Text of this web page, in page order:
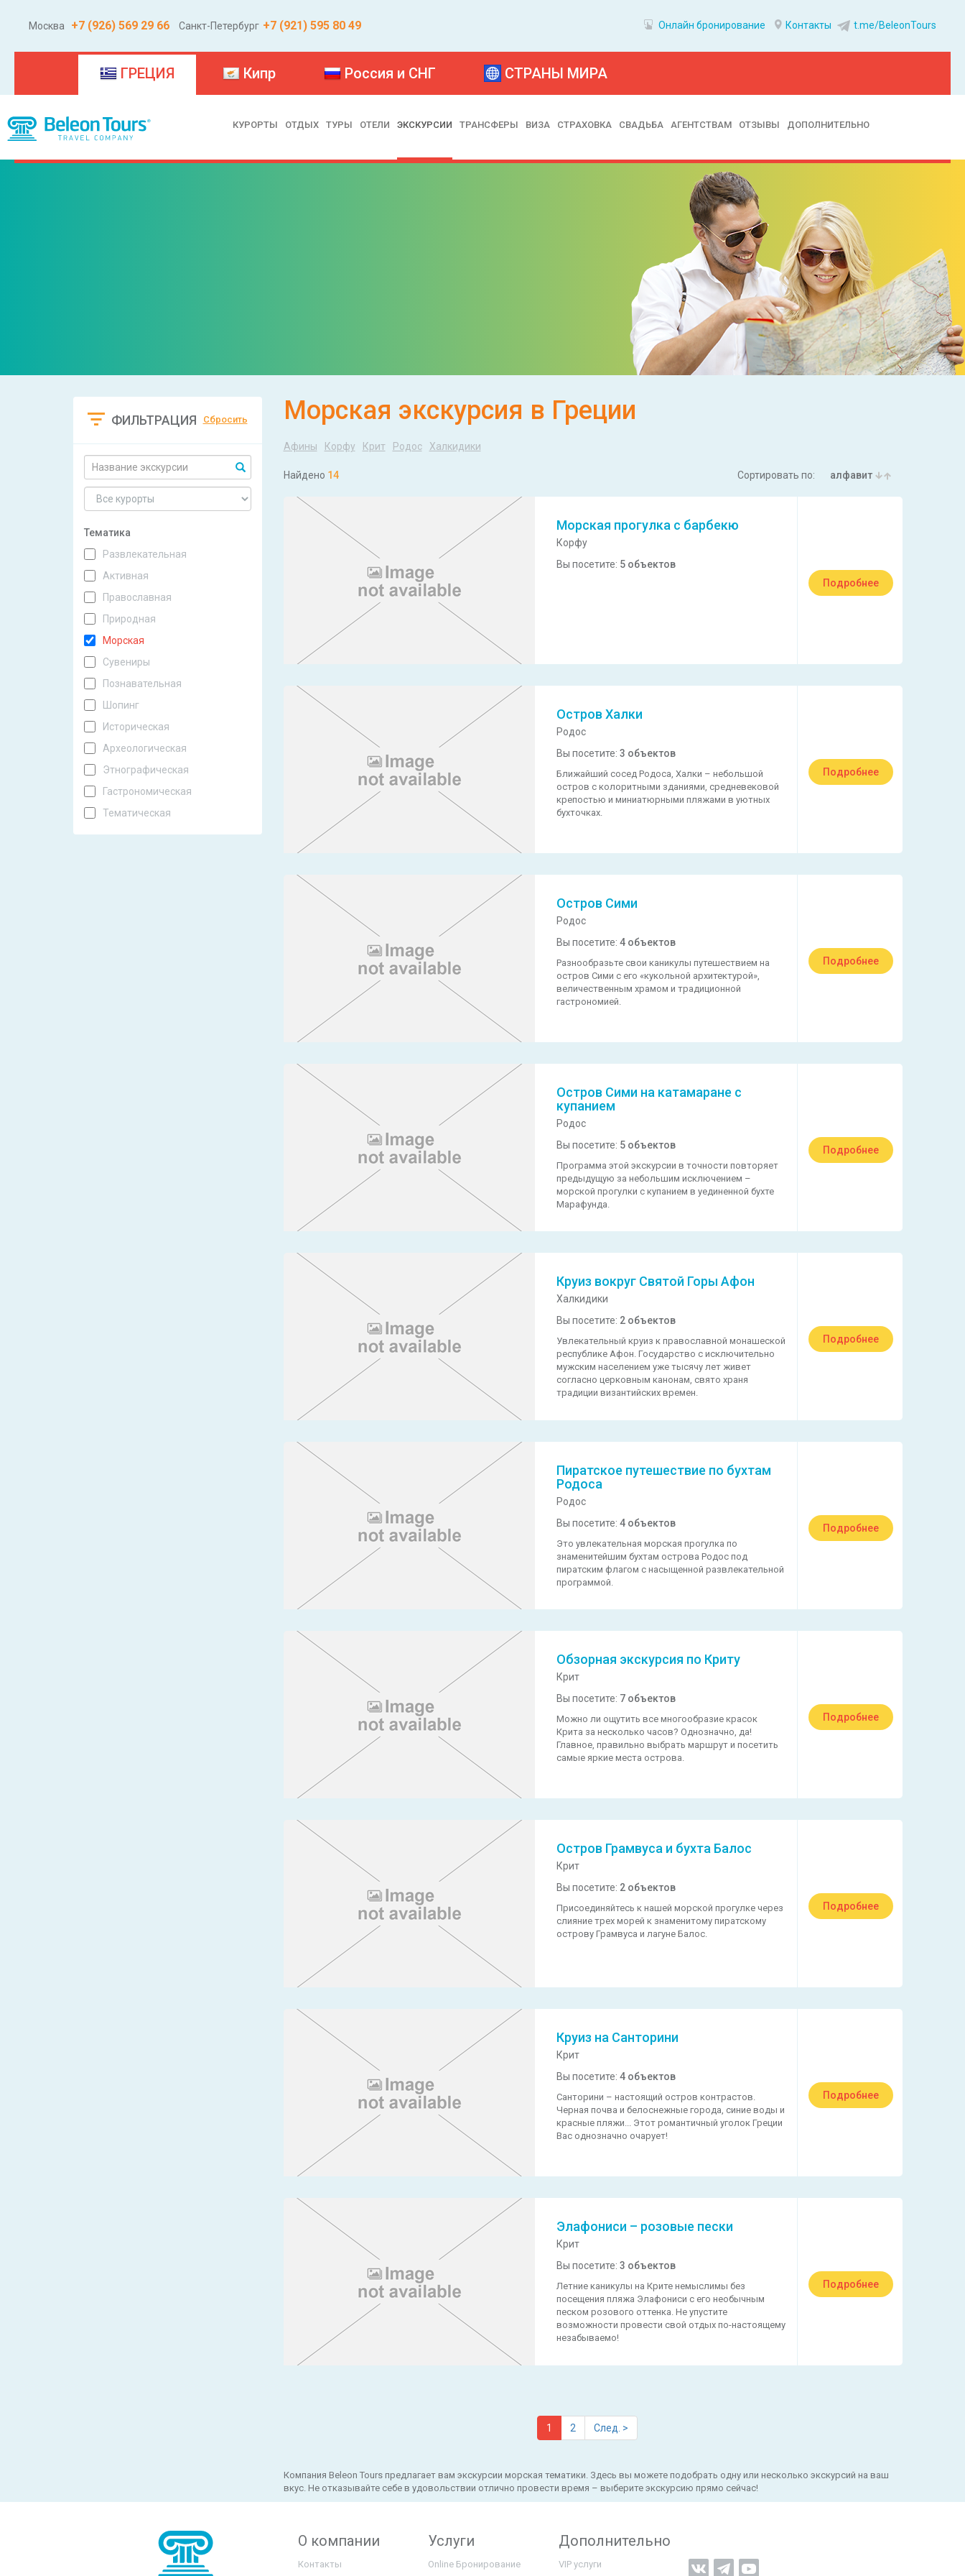
Москва +7 (926) 569 29 66 Санкт-Петербург +7 (921) 595 80 49 Онлайн бронирование Контакты t.me/BeleonTours
ГРЕЦИЯ(current) Кипр Россия и СНГ СТРАНЫ МИРА
КУРОРТЫ ОТДЫХ ТУРЫ ОТЕЛИ ЭКСКУРСИИ ТРАНСФЕРЫ ВИЗА СТРАХОВКА СВАДЬБА АГЕНТСТВАМ ОТЗЫВЫ ДОПОЛНИТЕЛЬНО
ФИЛЬТРАЦИЯ Сбросить
Тематика
Развлекательная
Активная
Православная
Природная
Морская
Сувениры
Познавательная
Шопинг
Историческая
Археологическая
Этнографическая
Гастрономическая
Тематическая
Морская экскурсия в Греции
Афины Корфу Крит Родос Халкидики
Найдено 14 Сортировать по: алфавит
Морская прогулка с барбекю
Корфу
Вы посетите: 5 объектов
Подробнее
Остров Халки
Родос
Вы посетите: 3 объектов
Ближайший сосед Родоса, Халки – небольшой
остров с колоритными зданиями, средневековой
крепостью и миниатюрными пляжами в уютных
бухточках.
Подробнее
Остров Сими
Родос
Вы посетите: 4 объектов
Разнообразьте свои каникулы путешествием на
остров Сими с его «кукольной архитектурой»,
величественным храмом и традиционной
гастрономией.
Подробнее
Остров Сими на катамаране с
купанием
Родос
Вы посетите: 5 объектов
Программа этой экскурсии в точности повторяет
предыдущую за небольшим исключением –
морской прогулки с купанием в уединенной бухте
Марафунда.
Подробнее
Круиз вокруг Святой Горы Афон
Халкидики
Вы посетите: 2 объектов
Увлекательный круиз к православной монашеской
республике Афон. Государство с исключительно
мужским населением уже тысячу лет живет
согласно церковным канонам, свято храня
традиции византийских времен.
Подробнее
Пиратское путешествие по бухтам
Родоса
Родос
Вы посетите: 4 объектов
Это увлекательная морская прогулка по
знаменитейшим бухтам острова Родос под
пиратским флагом с насыщенной развлекательной
программой.
Подробнее
Обзорная экскурсия по Криту
Крит
Вы посетите: 7 объектов
Можно ли ощутить все многообразие красок
Крита за несколько часов? Однозначно, да!
Главное, правильно выбрать маршрут и посетить
самые яркие места острова.
Подробнее
Остров Грамвуса и бухта Балос
Крит
Вы посетите: 2 объектов
Присоединяйтесь к нашей морской прогулке через
слияние трех морей к знаменитому пиратскому
острову Грамвуса и лагуне Балос.
Подробнее
Круиз на Санторини
Крит
Вы посетите: 4 объектов
Санторини – настоящий остров контрастов.
Черная почва и белоснежные города, синие воды и
красные пляжи... Этот романтичный уголок Греции
Вас однозначно очарует!
Подробнее
Элафониси – розовые пески
Крит
Вы посетите: 3 объектов
Летние каникулы на Крите немыслимы без
посещения пляжа Элафониси с его необычным
песком розового оттенка. Не упустите
возможности провести свой отдых по-настоящему
незабываемо!
Подробнее
1 2 След. >
Компания Beleon Tours предлагает вам экскурсии морская тематики. Здесь вы можете подобрать одну или несколько экскурсий на ваш
вкус. Не отказывайте себе в удовольствии отлично провести время – выберите экскурсию прямо сейчас!
О компании
Контакты
Услуги
Online Бронирование
Дополнительно
VIP услуги